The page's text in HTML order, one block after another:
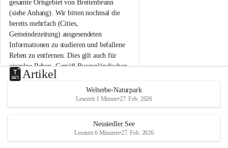
u
n
n
a
m
N
e
u
s
d
S
gesamte Ortsgebiet von Breitenbrunn
(siehe Anhang). Wir bitten nochmal die
bereits mehrfach (Cities,
Gemeindezeitung) ausgesendeten
Informationen zu studieren und befallene
Reben zu entfernen. Dies gilt auch für
einzelne Reben. Gemäß Burgenländischen
Weinbaugesetz sind nicht gepflegte oder
unzulässige Weingärten zu roden! Bitte
helfen wir zusammen um unsere Winzer
vor den prognostizierten Ernteausfällen
und den daraus folgenden wirtschaftlichen
u
e
d
r
S
Artikel
Welterbe-Naturpark
Lesezeit 1 Minute•27. Feb. 2026
Neusiedler See
Lesezeit 6 Minuten•27. Feb. 2026